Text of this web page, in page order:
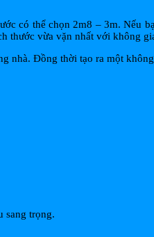
có thể chọn 2m8 – 3m. Nếu
thước vừa vặn nhất với không
nhà. Đồng thời tạo ra một
sang trọng.